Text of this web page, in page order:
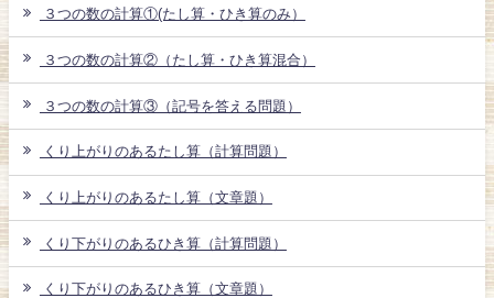
３つの数の計算①(たし算・ひき算のみ）
３つの数の計算②（たし算・ひき算混合）
３つの数の計算③（記号を答える問題）
くり上がりのあるたし算（計算問題）
くり上がりのあるたし算（文章題）
くり下がりのあるひき算（計算問題）
くり下がりのあるひき算（文章題）